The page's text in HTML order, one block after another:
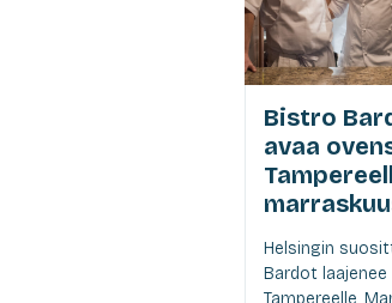
Bistro
avaa
Helsingin
Bardot laajenee
Tampereelle.